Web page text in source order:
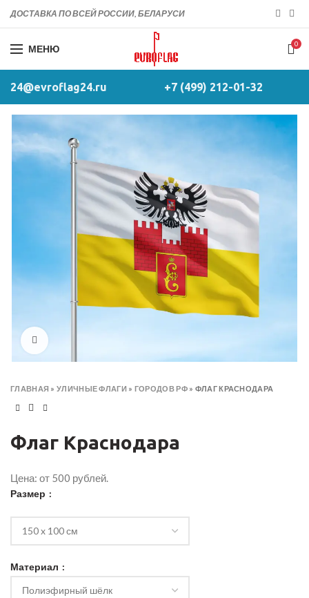
ДОСТАВКА ПО ВСЕЙ РОССИИ, БЕЛАРУСИ
МЕНЮ 0
24@evroflag24.ru +7 (499) 212-01-32
ГЛАВНАЯ »УЛИЧНЫЕ ФЛАГИ » ГОРОДОВ РФ» ФЛАГ КРАСНОДАРА
Флаг Краснодара
Цена: от 500 рублей.
Размер
Материал